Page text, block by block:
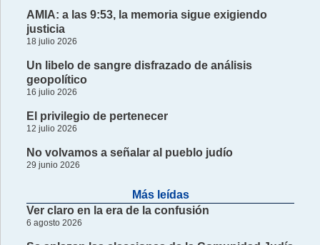
AMIA: a las 9:53, la memoria sigue exigiendo
justicia
18 julio 2026
Un libelo de sangre disfrazado de análisis
geopolítico
16 julio 2026
El privilegio de pertenecer
12 julio 2026
No volvamos a señalar al pueblo judío
29 junio 2026
Más leídas
Ver claro en la era de la confusión
6 agosto 2026